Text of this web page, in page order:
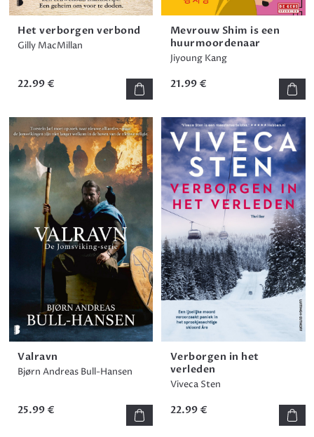
Het verborgen verbond
Gilly MacMillan
22.99 €
Mevrouw Shim is een
huurmoordenaar
Jiyoung Kang
21.99 €
Valravn
Bjørn Andreas Bull-Hansen
25.99 €
Verborgen in het
verleden
Viveca Sten
22.99 €